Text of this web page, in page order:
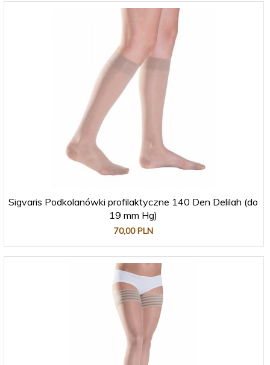
Sigvaris Podkolanówki profilaktyczne 140 Den Delilah (do
19 mm Hg)
70,00 PLN